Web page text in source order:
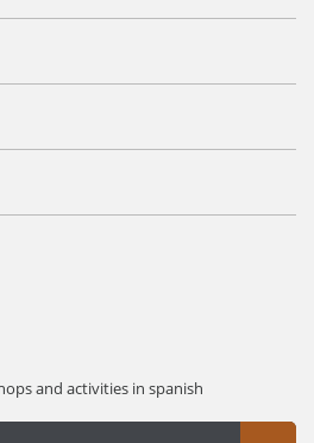
and activities in spanish